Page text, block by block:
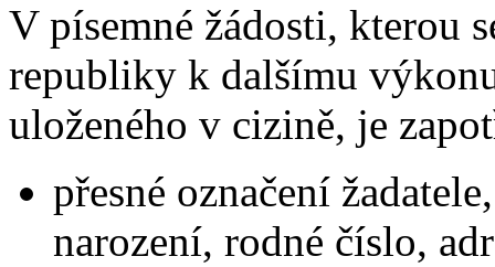
V písemné žádosti, kterou
republiky k dalšímu
uloženého v cizině, je
přesné označení
narození, rodné číslo,